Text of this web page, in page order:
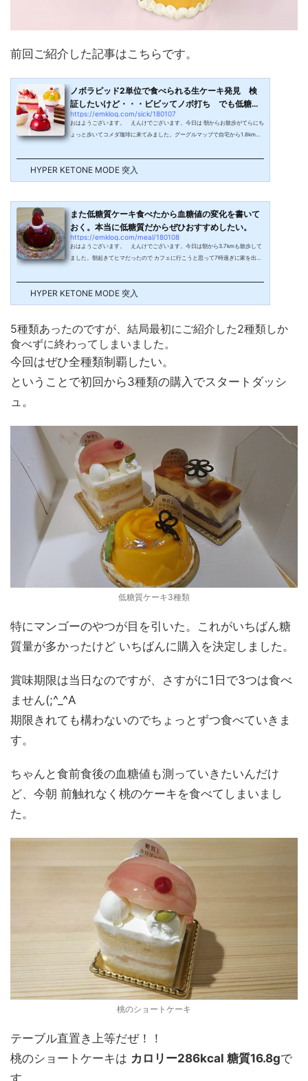
前回ご紹介した記事はこちらです。
ノボラピッド2単位で食べられる生ケーキ発見 検
証したいけど・・・ビビッてノボ打ち でも低糖質
は間違...
https://emklog.com/sick/180107
おはようございます。 えんけでございます。今日は 朝からお散歩がてらにち
ょっと歩いてコメダ珈琲に来てみました。グーグルマップで自宅から1.8kmな
いと受信できなくてちょっと距離が足りていないけどこんな感じ。これで消費
カロリーは78kcalとでました。今日来ているコメダ珈琲って まぁファミレス
スタイルですよね。席はお好きにどうぞっぽかったので奥の方の席に座って お
HYPER KETONE MODE 突入
また低糖質ケーキ食べたから血糖値の変化を書いて
おく。本当に低糖質だからぜひおすすめしたい。
https://emklog.com/meal/180108
おはようございます。 えんけでございます。今日は朝から3.7kmも散歩して
ました。朝起きてヒマだったので カフェに行こうと思って7時過ぎに家を出た
すよね。我が街のカフェって7時開店が多いけど 土日祝日はちょっと遅く8時
開店になっているところが多くて嫌な予感。今日は最初っからニューヨーカー
ズカフェに行くつもりで街中を歩いてたけどやっぱりまだ開店前のお店が多
ここでも良...
HYPER KETONE MODE 突入
5種類あったのですが、結局最初にご紹介した2種類しか
食べずに終わってしまいました。
今回はぜひ全種類制覇したい。
ということで初回から3種類の購入でスタートダッシ
ュ。
低糖質ケーキ3種類
特にマンゴーのやつが目を引いた。これがいちばん糖
質量が多かったけど いちばんに購入を決定しました。
賞味期限は当日なのですが、さすがに1日で3つは食べ
ません(;^_^A
期限きれても構わないのでちょっとずつ食べていきま
す。
ちゃんと食前食後の血糖値も測っていきたいんだけ
ど、今朝 前触れなく桃のケーキを食べてしまいまし
た。
桃のショートケーキ
テーブル直置き上等だぜ！！
桃のショートケーキは カロリー286kcal 糖質16.8gで
す。